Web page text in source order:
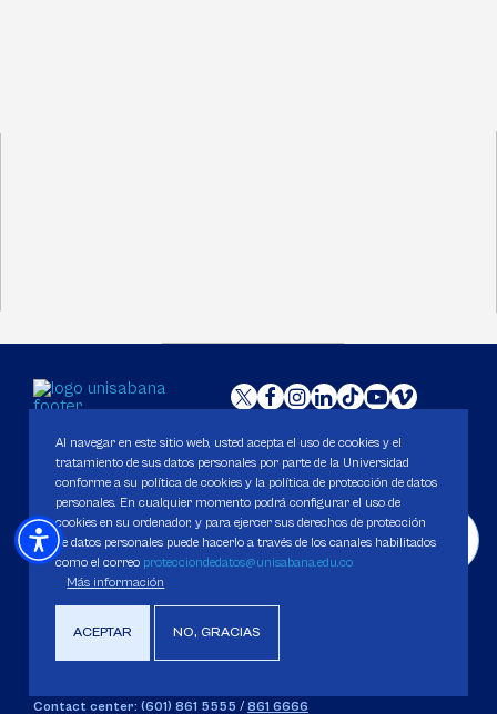
Universidad de La Sabana
Institución de educación superior sujeta a inspección y vigilancia por el
Ministerio de Educación Nacional
Protocolo de atención para casos de acoso, violencia sexual y basada en
género, así como de comportamientos contrarios a los principios
fundamentales de la Universidad
Carácter Académico: Universidad
Contact center: (601) 861 5555 / 861 6666
Al navegar en este sitio web, usted acepta el uso de cookies y el
tratamiento de sus datos personales por parte de la Universidad
conforme a su política de cookies y la política de protección de datos
personales. En cualquier momento podrá configurar el uso de
cookies en su ordenador, y para ejercer sus derechos de protección
de datos personales puede hacerlo a través de los canales habilitados
como el correo protecciondedatos@unisabana.edu.co
Más información
ACEPTAR NO, GRACIAS